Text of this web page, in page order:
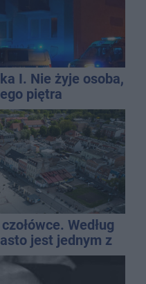
I. Nie żyje osoba,
piętra
Według
jest jednym z
upały